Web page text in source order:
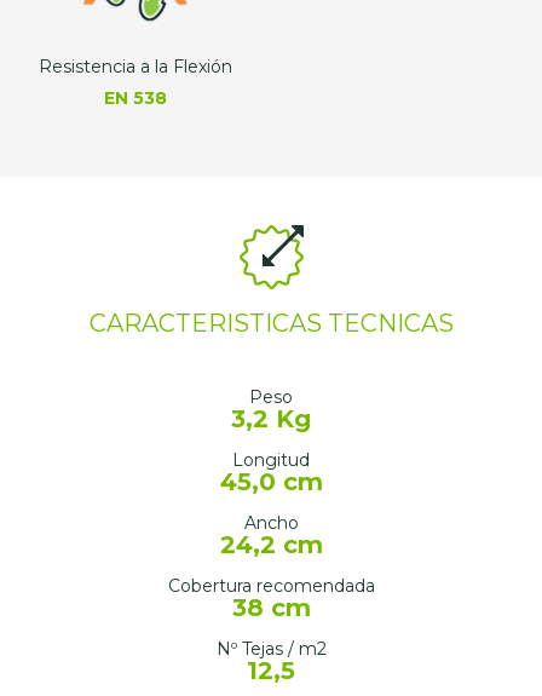
Resistencia a la Flexión
EN 538
CARACTERISTICAS TECNICAS
Peso
3,2 Kg
Longitud
45,0 cm
Ancho
24,2 cm
Cobertura recomendada
38 cm
Nº Tejas / m2
12,5